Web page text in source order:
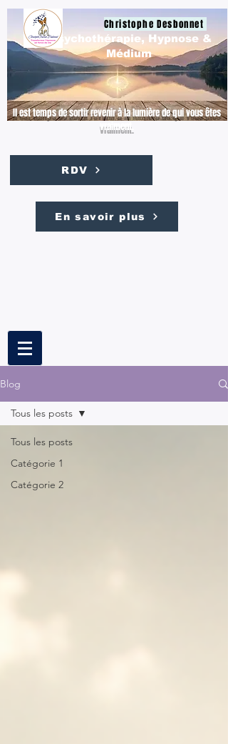
Christophe Desbonnet
Il est temps de sortir revenir à la lumière de qui vous êtes
vraiment.
Psychothérapie, Hypnose &
Médium
RDV
En savoir plus
Blog
Tous les posts
Catégorie 1
Catégorie 2
Tous les posts